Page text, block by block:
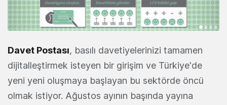
Davet Postası, basılı davetiyelerinizi tamamen
dijitalleştirmek isteyen bir girişim ve Türkiye'de
yeni yeni oluşmaya başlayan bu sektörde öncü
olmak istiyor. Ağustos ayının başında yayına